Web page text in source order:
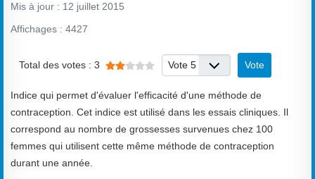
Mis à jour : 12 juillet 2015
Affichages : 4427
Total des votes : 3 Veuillez voter
Indice qui permet d'évaluer l'efficacité d'une méthode de
contraception. Cet indice est utilisé dans les essais cliniques. Il
correspond au nombre de grossesses survenues chez 100
femmes qui utilisent cette même méthode de contraception
durant une année.